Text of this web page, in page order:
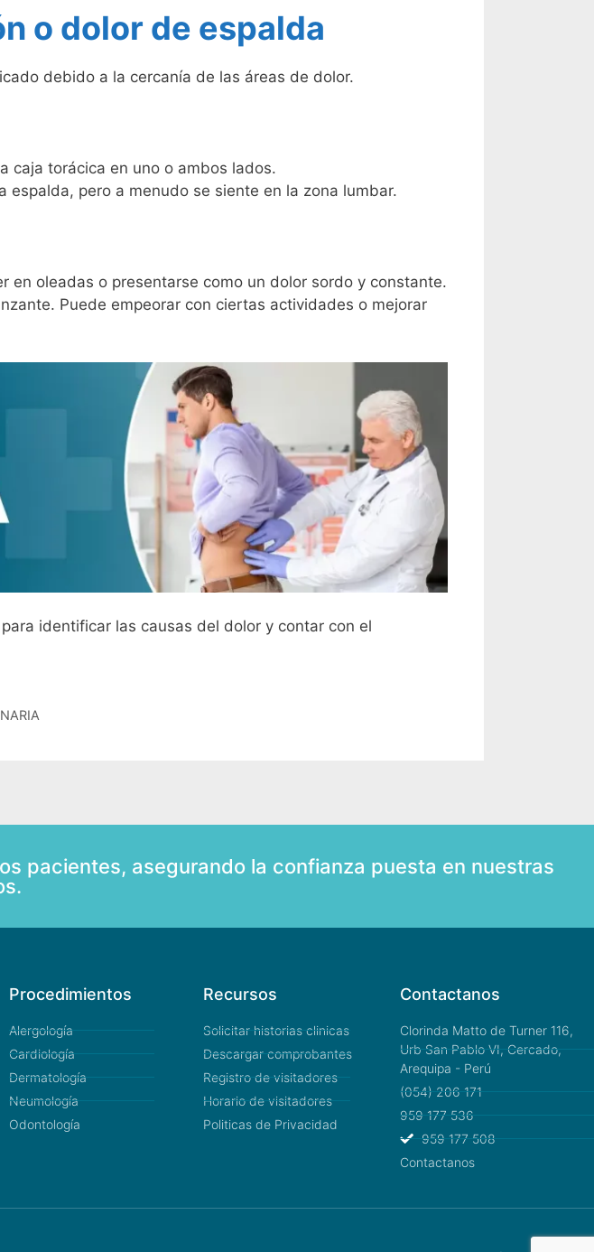
o dolor de espalda
debido a la cercanía de las áreas de dolor.
caja torácica en uno o ambos lados.
pero a menudo se siente en la zona lumbar.
en oleadas o presentarse como un dolor sordo y constante.
Puede empeorar con ciertas actividades o mejorar
identificar las causas del dolor y contar con el
pacientes, asegurando la confianza puesta en nuestras
Procedimientos
Alergología
Cardiología
Dermatología
Neumología
Odontología
Recursos
Solicitar historias clinicas
Descargar comprobantes
Registro de visitadores
Horario de visitadores
Politicas de Privacidad
Contactanos
Clorinda Matto de Turner 116,
Urb San Pablo VI, Cercado,
Arequipa - Perú
(054) 206 171
959 177 536
959 177 508
Contactanos